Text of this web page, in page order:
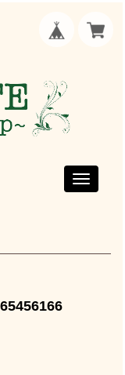
Toggle